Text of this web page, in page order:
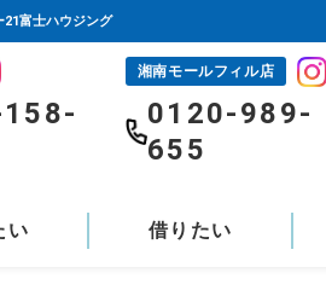
21富士ハウジング
湘南モールフィル店
0120-989-
655
い 借りたい